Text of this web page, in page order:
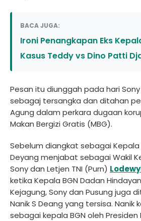
BACA JUGA:
Ironi Penangkapan Eks
Kasus Teddy vs Dino Patti
Pesan itu diunggah pada hari
sebagaj tersangka dan ditahan
Agung dalam perkara dugaan
Makan Bergizi Gratis (MBG).
Sebelum diangkat sebagai Kepala
Deyang menjabat sebagai Wakil
Sony dan Letjen TNI (Purn)
ketika Kepala BGN Dadan
Kejagung, Sony dan Pusung juga
Nanik S Deang yang tersisa. Nanik
sebagai kepala BGN oleh